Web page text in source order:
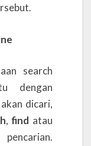
search
dengan
dicari,
,find atau